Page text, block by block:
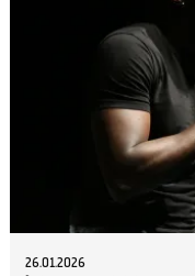
26.01.2026